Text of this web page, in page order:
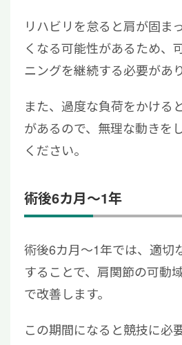
リハビリを怠ると肩が固ま
くなる可能性があるため、
ニングを継続する必要があ
また、過度な負荷をかける
があるので、無理な動きを
ください。
術後6カ月～1年
術後6カ月～1年では、適切
することで、肩関節の可動
で改善します。
この期間になると競技に必